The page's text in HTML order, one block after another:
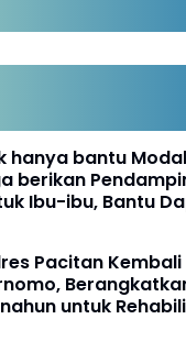
hanya bantu
berikan
Ibu-ibu, Bantu
Pacitan
untuk